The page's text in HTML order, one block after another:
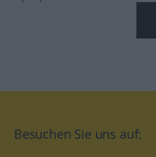
Besuchen Sie uns auf: